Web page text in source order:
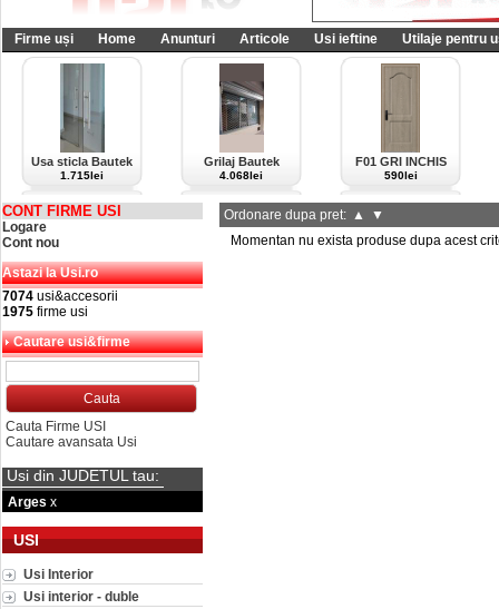
Firme uși Home Anunturi Articole Usi ieftine Utilaje pentru
Usa sticla Bautek
1.715lei
Grilaj Bautek
4.068lei
F01 GRI INCHIS
590lei
CONT FIRME USI
Logare
Cont nou
Astazi la Usi.ro
7074 usi&accesorii
1975 firme usi
Cautare usi&firme
Cauta Firme USI
Cautare avansata Usi
Usi din JUDETUL tau:
Arges x
USI
Usi Interior
Usi interior - duble
Ordonare dupa pret: ▲
▼
Momentan nu exista produse dupa acest